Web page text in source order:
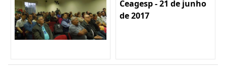
Ceagesp - 21 de junho
de 2017